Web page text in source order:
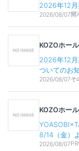
2026年12
2026/08/07開
KOZOホー
2026年12
ついてのお
2026/08/07そ
KOZOホー
8/14（金）
2026/08/07